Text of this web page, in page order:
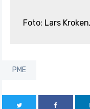
Foto: Lars
PME